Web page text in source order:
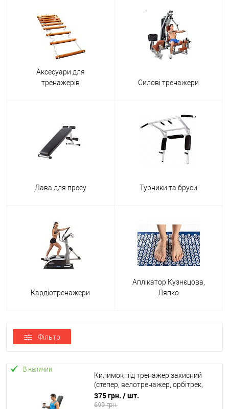
Аксесуари для
тренажерів
Силові тренажери
Лава для пресу Турники та бруси
Кардіотренажери
Аплікатор Кузнєцова,
Ляпко
Фільтр
В наличии
Килимок під тренажер захисний
(степер, велотренажер, орбітрек,
бігова доріжка) 180х60см EVA
OSPORT (OF-0295)
375 грн. / шт.
699 грн.